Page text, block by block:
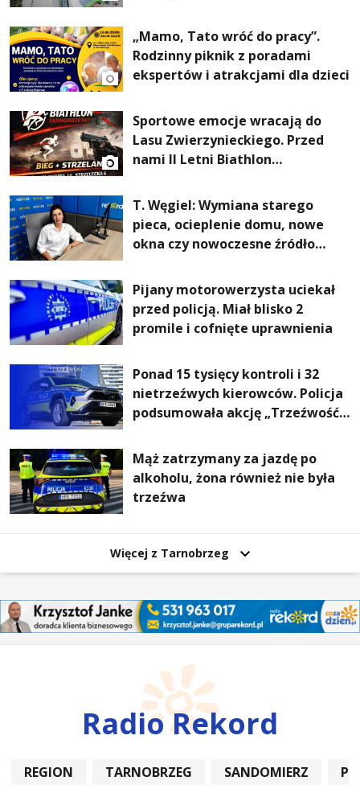
„Mamo, Tato wróć do pracy”.
Rodzinny piknik z poradami
ekspertów i atrakcjami dla dzieci
Sportowe emocje wracają do
Lasu Zwierzynieckiego. Przed
nami II Letni Biathlon
T. Węgiel: Wymiana starego
pieca, ocieplenie domu, nowe
okna czy nowoczesne źródło
rachunki za energię, lepszy
komfort życia i... czystsze
powietrze
Pijany motorowerzysta uciekał
przed policją. Miał blisko 2
promile i cofnięte uprawnienia
Ponad 15 tysięcy kontroli i 32
nietrzeźwych kierowców. Policja
podsumowała akcję „Trzeźwość”
Mąż zatrzymany za jazdę po
alkoholu, żona również nie była
trzeźwa
Więcej z Tarnobrzeg
Radio Rekord
REGION TARNOBRZEG SANDOMIERZ